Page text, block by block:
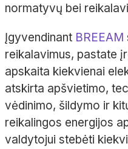
normatyvų bei
Įgyvendinant BREEAM
reikalavimus, pastate
apskaita kiekvienai
atskirta apšvietimo,
vėdinimo, šildymo ir
reikalingos energijos
valdytojui stebėti